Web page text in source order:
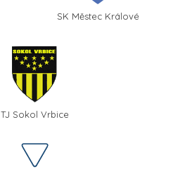
SK Městec Králové
TJ Sokol Vrbice